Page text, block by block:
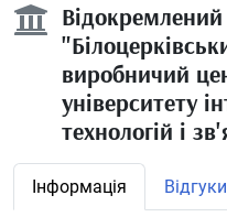
виробничий
університету
технологій і
Інформація Відгуки